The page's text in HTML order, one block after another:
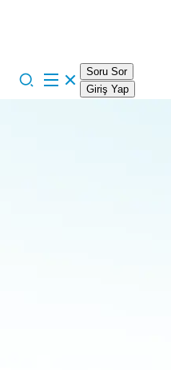
Soru Sor
Giriş Yap